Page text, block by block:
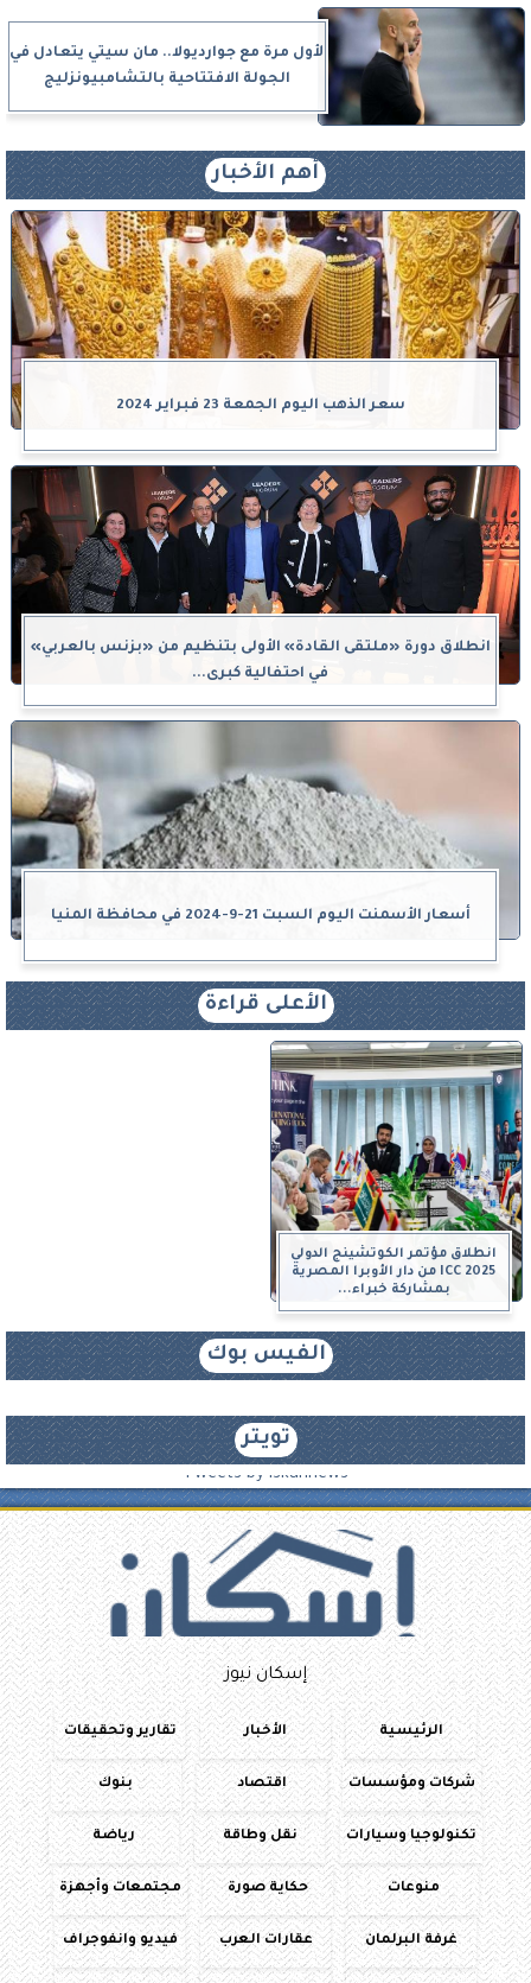
لأول مرة مع جوارديولا.. مان سيتي يتعادل في
الجولة الافتتاحية بالتشامبيونزليج
أهم الأخبار
سعر الذهب اليوم الجمعة 23 فبراير 2024
انطلاق دورة «ملتقى القادة» الأولى بتنظيم من «بزنس بالعربي»
في احتفالية كبرى...
أسعار الأسمنت اليوم السبت 21-9-2024 في محافظة المنيا
الأعلى قراءة
انطلاق مؤتمر الكوتشينج الدولي
ICC 2025 من دار الأوبرا المصرية
بمشاركة خبراء...
الفيس بوك
تويتر
Tweets by iskannews
إسكان نيوز
الرئيسية الأخبار تقارير وتحقيقات
شركات ومؤسسات اقتصاد بنوك
تكنولوجيا وسيارات نقل وطاقة رياضة
منوعات حكاية صورة مجتمعات وأجهزة
غرفة البرلمان عقارات العرب فيديو وانفوجراف